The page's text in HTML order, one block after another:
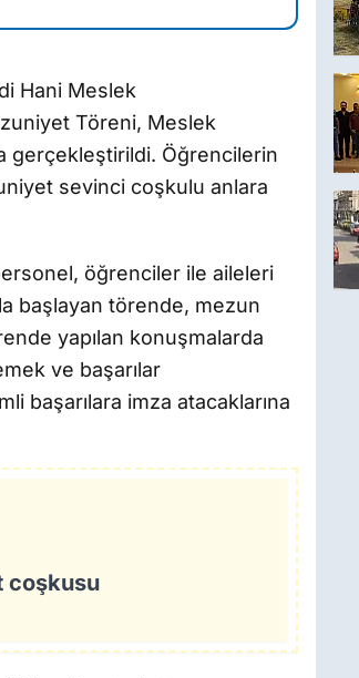
Hani Meslek
Töreni, Meslek
gerçekleştirildi. Öğrencilerin
sevinci coşkulu anlara
öğrenciler ile aileleri
başlayan törende, mezun
yapılan konuşmalarda
ve başarılar
başarılara imza atacaklarına
coşkusu